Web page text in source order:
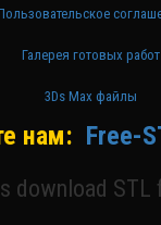
Галерея готовых работ
3Ds Max файлы
нам: Free-
download STL